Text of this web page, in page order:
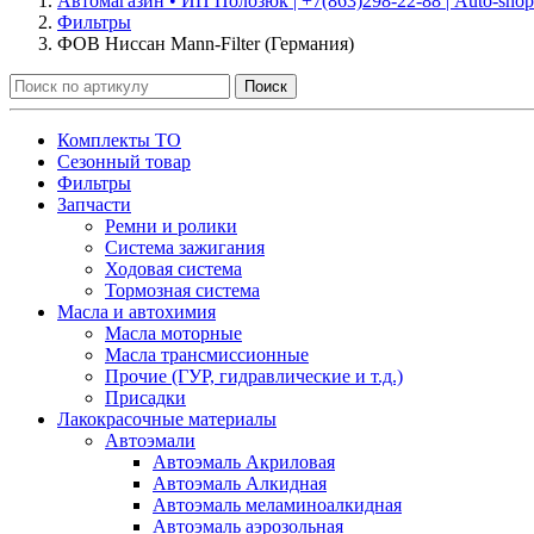
Фильтры
ФОВ Ниссан Mann-Filter (Германия)
Поиск
Комплекты ТО
Сезонный товар
Фильтры
Запчасти
Ремни и ролики
Система зажигания
Ходовая система
Тормозная система
Масла и автохимия
Масла моторные
Масла трансмиссионные
Прочие (ГУР, гидравлические и т.д.)
Присадки
Лакокрасочные материалы
Автоэмали
Автоэмаль Акриловая
Автоэмаль Алкидная
Автоэмаль меламиноалкидная
Автоэмаль аэрозольная